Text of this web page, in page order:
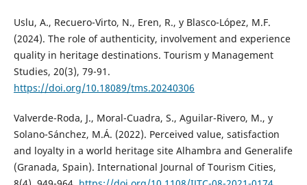
Uslu, A., Recuero-Virto, N., Eren, R., y Blasco-López, M.F.
(2024). The role of authenticity, involvement and experience
quality in heritage destinations. Tourism y Management
Studies, 20(3), 79-91.
https://doi.org/10.18089/tms.20240306
Valverde-Roda, J., Moral-Cuadra, S., Aguilar-Rivero, M., y
Solano-Sánchez, M.Á. (2022). Perceived value, satisfaction
and loyalty in a world heritage site Alhambra and Generalife
(Granada, Spain). International Journal of Tourism Cities,